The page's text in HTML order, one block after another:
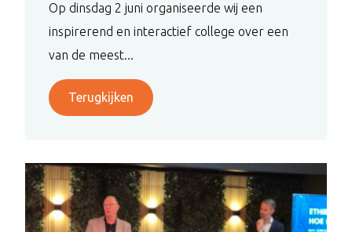
Op dinsdag 2 juni organiseerde wij een
inspirerend en interactief college over een
van de meest...
Terugkijken